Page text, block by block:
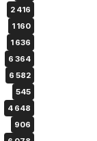
2 416
1 160
1 636
6 364
6 582
545
4 648
906